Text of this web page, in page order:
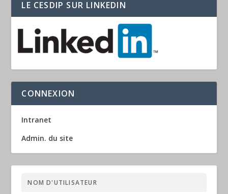
LE CESDIP SUR LINKEDIN
CONNEXION
Intranet
Admin. du site